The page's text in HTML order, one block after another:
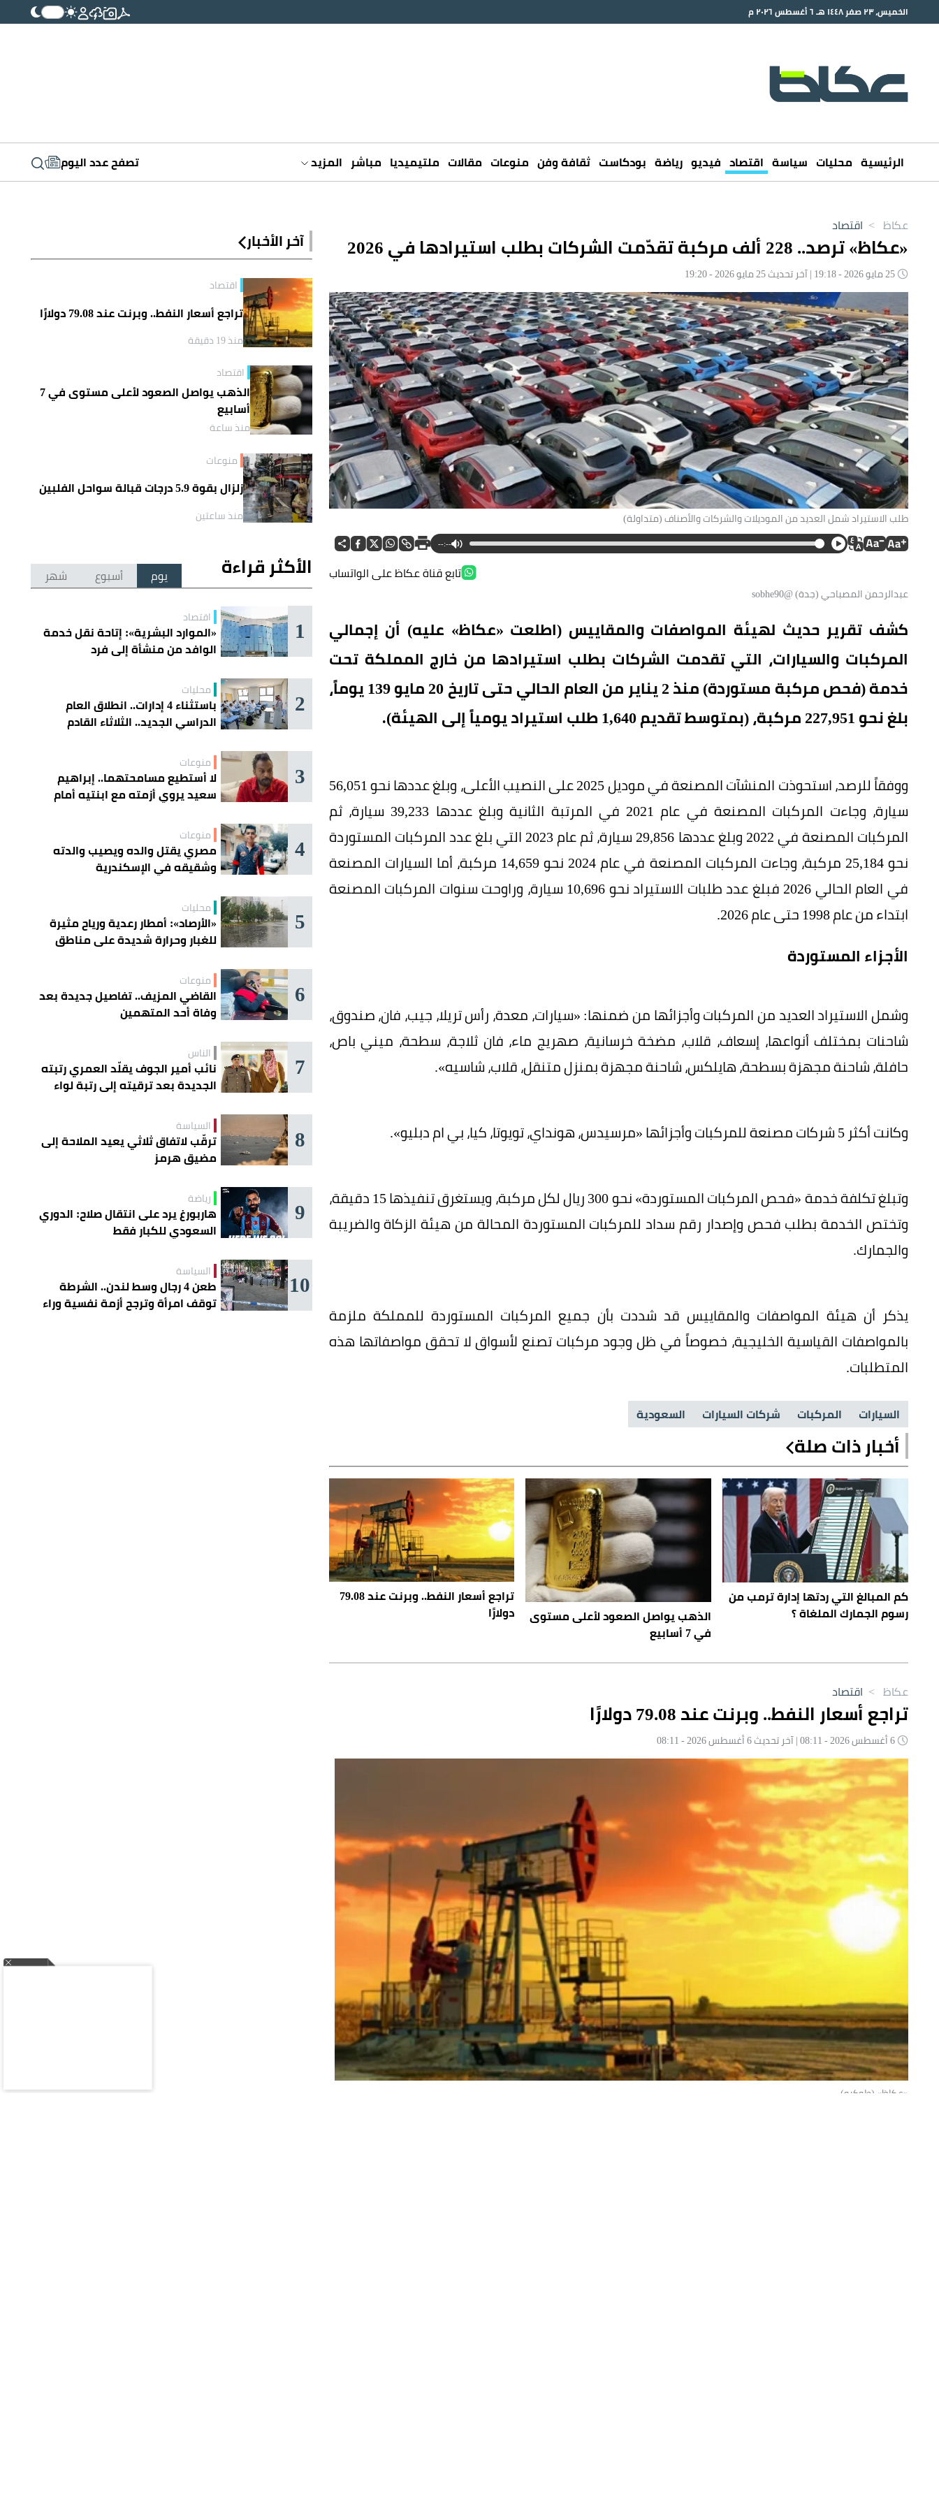
الخميس، ٢٣ صفر ١٤٤٨ هـ ٦ أغسطس ٢٠٢٦ م
الرئيسية محليات سياسة اقتصاد فيديو رياضة بودكاست ثقافة وفن منوعات مقالات ملتيميديا مباشر المزيد تصفح عدد اليوم
عكاظ > اقتصاد
«عكاظ» ترصد.. 228 ألف مركبة تقدّمت الشركات بطلب استيرادها في 2026
طلب الاستيراد شمل العديد من الموديلات والشركات والأصناف (متداولة)
--:--
تابع قناة عكاظ على الواتساب
عبدالرحمن المصباحي (جدة) @sobhe90
كشف تقرير حديث لهيئة المواصفات والمقاييس (اطلعت «عكاظ» عليه) أن إجمالي
المركبات والسيارات، التي تقدمت الشركات بطلب استيرادها من خارج المملكة تحت
خدمة (فحص مركبة مستوردة) منذ 2 يناير من العام الحالي حتى تاريخ 20 مايو 139 يوماً،
بلغ نحو 227,951 مركبة، (بمتوسط تقديم 1,640 طلب استيراد يومياً إلى الهيئة).
ووفقاً للرصد، استحوذت المنشآت المصنعة في موديل 2025 على النصيب الأعلى، وبلغ عددها نحو 56,051
سيارة، وجاءت المركبات المصنعة في عام 2021 في المرتبة الثانية وبلغ عددها 39,233 سيارة، ثم
المركبات المصنعة في 2022 وبلغ عددها 29,856 سيارة، ثم عام 2023 التي بلغ عدد المركبات المستوردة
نحو 25,184 مركبة، وجاءت المركبات المصنعة في عام 2024 نحو 14,659 مركبة، أما السيارات المصنعة
في العام الحالي 2026 فبلغ عدد طلبات الاستيراد نحو 10,696 سيارة، وراوحت سنوات المركبات المصنعة
ابتداء من عام 1998 حتى عام 2026.
الأجزاء المستوردة
وشمل الاستيراد العديد من المركبات وأجزائها من ضمنها: «سيارات، معدة، رأس تريلا، جيب، فان، صندوق،
شاحنات بمختلف أنواعها، إسعاف، قلاب، مضخة خرسانية، صهريج ماء، فان ثلاجة، سطحة، ميني باص،
حافلة، شاحنة مجهزة بسطحة، هايلكس، شاحنة مجهزة بمنزل متنقل، قلاب، شاسيه».
وكانت أكثر 5 شركات مصنعة للمركبات وأجزائها «مرسيدس، هونداي، تويوتا، كيا، بي ام دبليو».
وتبلغ تكلفة خدمة «فحص المركبات المستوردة» نحو 300 ريال لكل مركبة، ويستغرق تنفيذها 15 دقيقة،
وتختص الخدمة بطلب فحص وإصدار رقم سداد للمركبات المستوردة المحالة من هيئة الزكاة والضريبة
والجمارك.
يذكر أن هيئة المواصفات والمقاييس قد شددت بأن جميع المركبات المستوردة للمملكة ملزمة
بالمواصفات القياسية الخليجية، خصوصاً في ظل وجود مركبات تصنع لأسواق لا تحقق مواصفاتها هذه
المتطلبات.
السيارات المركبات شركات السيارات السعودية
أخبار ذات صلة
كم المبالغ التي ردتها إدارة ترمب من
رسوم الجمارك الملغاة ؟
الذهب يواصل الصعود لأعلى مستوى
في 7 أسابيع
تراجع أسعار النفط.. وبرنت عند 79.08
دولارًا
آخر الأخبار
اقتصاد
تراجع أسعار النفط.. وبرنت عند 79.08 دولارًا
منذ 19 دقيقة
اقتصاد
الذهب يواصل الصعود لأعلى مستوى في 7
أسابيع
منذ ساعة
منوعات
زلزال بقوة 5.9 درجات قبالة سواحل الفلبين
منذ ساعتين
الأكثر قراءة يوم أسبوع شهر
1 اقتصاد
«الموارد البشرية»: إتاحة نقل خدمة
الوافد من منشأة إلى فرد
2 محليات
باستثناء 4 إدارات.. انطلاق العام
الدراسي الجديد.. الثلاثاء القادم
3 منوعات
لا أستطيع مسامحتهما.. إبراهيم
سعيد يروي أزمته مع ابنتيه أمام
4 منوعات
مصري يقتل والده ويصيب والدته
وشقيقه في الإسكندرية
5 محليات
«الأرصاد»: أمطار رعدية ورياح مثيرة
للغبار وحرارة شديدة على مناطق
6 منوعات
القاضي المزيف.. تفاصيل جديدة بعد
وفاة أحد المتهمين
7 الناس
نائب أمير الجوف يقلّد العمري رتبته
الجديدة بعد ترقيته إلى رتبة لواء
8 السياسة
ترقّب لاتفاق ثلاثي يعيد الملاحة إلى
مضيق هرمز
9 رياضة
هاربورغ يرد على انتقال صلاح: الدوري
السعودي للكبار فقط
10 السياسة
طعن 4 رجال وسط لندن.. الشرطة
توقف امرأة وترجح أزمة نفسية وراء
عكاظ > اقتصاد
تراجع أسعار النفط.. وبرنت عند 79.08 دولارًا
«عكاظ» (طوكيو)